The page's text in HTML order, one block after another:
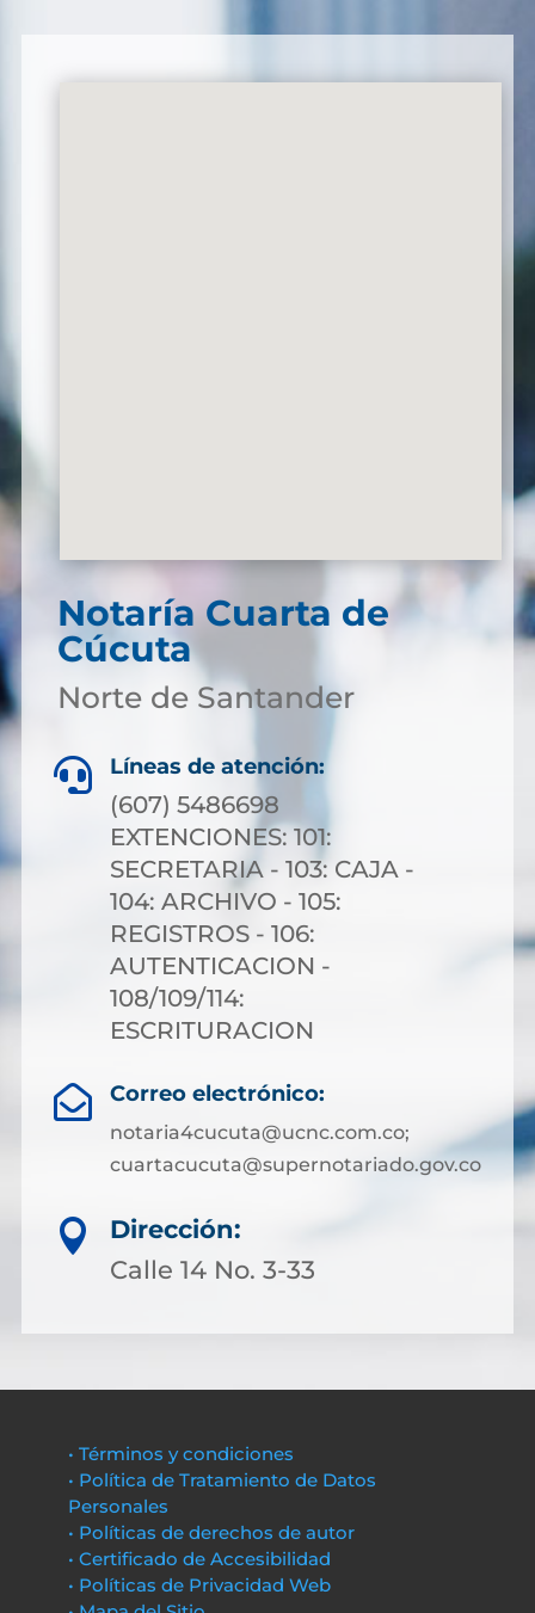
Notaría Cuarta de
Cúcuta
Norte de Santander
 Líneas de atención:
(607) 5486698
EXTENCIONES: 101:
SECRETARIA - 103: CAJA -
104: ARCHIVO - 105:
REGISTROS - 106:
AUTENTICACION -
108/109/114:
ESCRITURACION
 Correo electrónico:
notaria4cucuta@ucnc.com.co;
cuartacucuta@supernotariado.gov.co

Dirección:
Calle 14 No. 3-33
• Términos y condiciones
• Política de Tratamiento de Datos
Personales
• Políticas de derechos de autor
• Certificado de Accesibilidad
• Políticas de Privacidad Web